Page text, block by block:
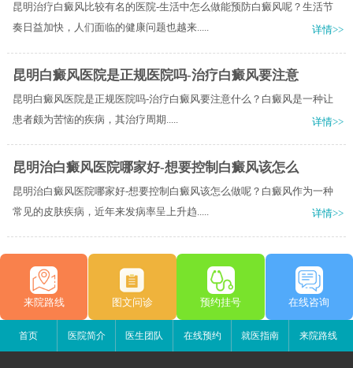
昆明治疗白癜风比较有名的医院-生活中怎么做能预防白癜风呢？生活节
奏日益加快，人们面临的健康问题也越来.....
详情>>
昆明白癜风医院是正规医院吗-治疗白癜风要注意
昆明白癜风医院是正规医院吗-治疗白癜风要注意什么？​白癜风是一种让
患者颇为苦恼的疾病，其治疗周期.....
详情>>
昆明治白癜风医院哪家好-想要控制白癜风该怎么
昆明治白癜风医院哪家好-想要控制白癜风该怎么做呢？白癜风作为一种
常见的皮肤疾病，近年来发病率呈上升趋.....
详情>>
来院路线 图文问诊 预约挂号 在线咨询
首页 医院简介 医生团队 在线预约 就医指南 来院路线